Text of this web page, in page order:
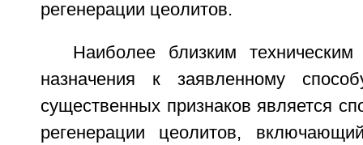
регенерации цеолитов.
Наиболее близким
назначения к заявленному
существенных признаков является
регенерации цеолитов,